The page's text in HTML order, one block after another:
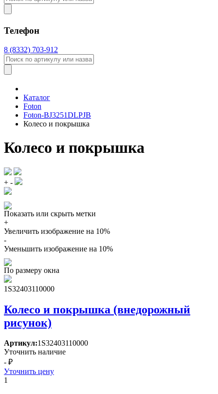
Телефон
8 (8332) 703-912
Каталог
Foton
Foton-BJ3251DLPJB
Колесо и покрышка
Колесо и покрышка
+ -
Показать или скрыть метки
+
Увеличить изображение на 10%
-
Уменьшить изображение на 10%
По размеру окна
1S32403110000
Колесо и покрышка (внедорожный
рисунок)
Артикул:1S32403110000
Уточнить наличие
- ₽
Уточнить цену
1